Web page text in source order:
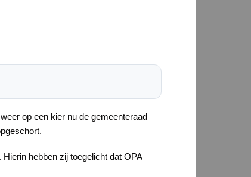
op een kier nu de gemeenteraad
hebben zij toegelicht dat OPA